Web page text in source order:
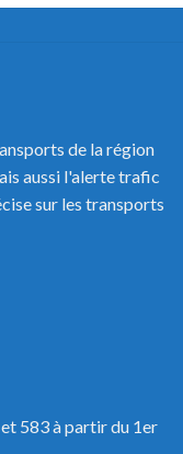
de la région
aussi l'alerte trafic
sur les transports
583 à partir du 1er